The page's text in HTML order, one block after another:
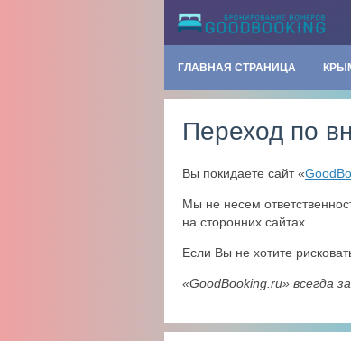
ГЛАВНАЯ СТРАНИЦА
Переход по
Вы покидаете сайт «
Мы не несем
на сторонних сайтах.
Если Вы не хотите
«GoodBooking.ru» всегда